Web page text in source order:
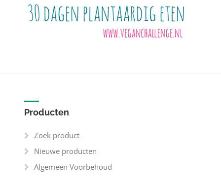
Producten
Zoek product
Nieuwe producten
Algemeen Voorbehoud